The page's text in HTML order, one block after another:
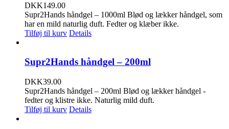
DKK149.00
Supr2Hands håndgel – 1000ml Blød og lækker håndgel, som
har en mild naturlig duft. Fedter og klæber ikke.
Tilføj til kurv Details
Supr2Hands håndgel – 200ml
DKK39.00
Supr2Hands håndgel – 200ml Blød og lækker håndgel -
fedter og klistre ikke. Naturlig mild duft.
Tilføj til kurv Details